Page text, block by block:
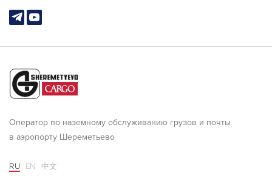
Оператор по наземному обслуживанию грузов и почты
в аэропорту Шереметьево
RU EN 中文